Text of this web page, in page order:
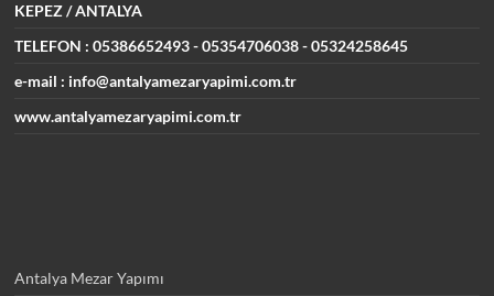
KEPEZ / ANTALYA
TELEFON : 05386652493 - 05354706038 - 05324258645
e-mail : info@antalyamezaryapimi.com.tr
www.antalyamezaryapimi.com.tr
Antalya Mezar Yapımı